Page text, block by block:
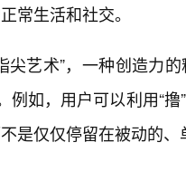
常生活和社交。
尖艺术”，一种创造力
例如，用户可以利用“
是仅仅停留在被动的、